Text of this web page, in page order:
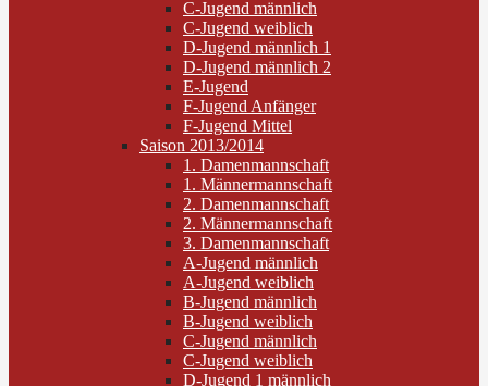
C-Jugend männlich
C-Jugend weiblich
D-Jugend männlich 1
D-Jugend männlich 2
E-Jugend
F-Jugend Anfänger
F-Jugend Mittel
Saison 2013/2014
1. Damenmannschaft
1. Männermannschaft
2. Damenmannschaft
2. Männermannschaft
3. Damenmannschaft
A-Jugend männlich
A-Jugend weiblich
B-Jugend männlich
B-Jugend weiblich
C-Jugend männlich
C-Jugend weiblich
D-Jugend 1 männlich